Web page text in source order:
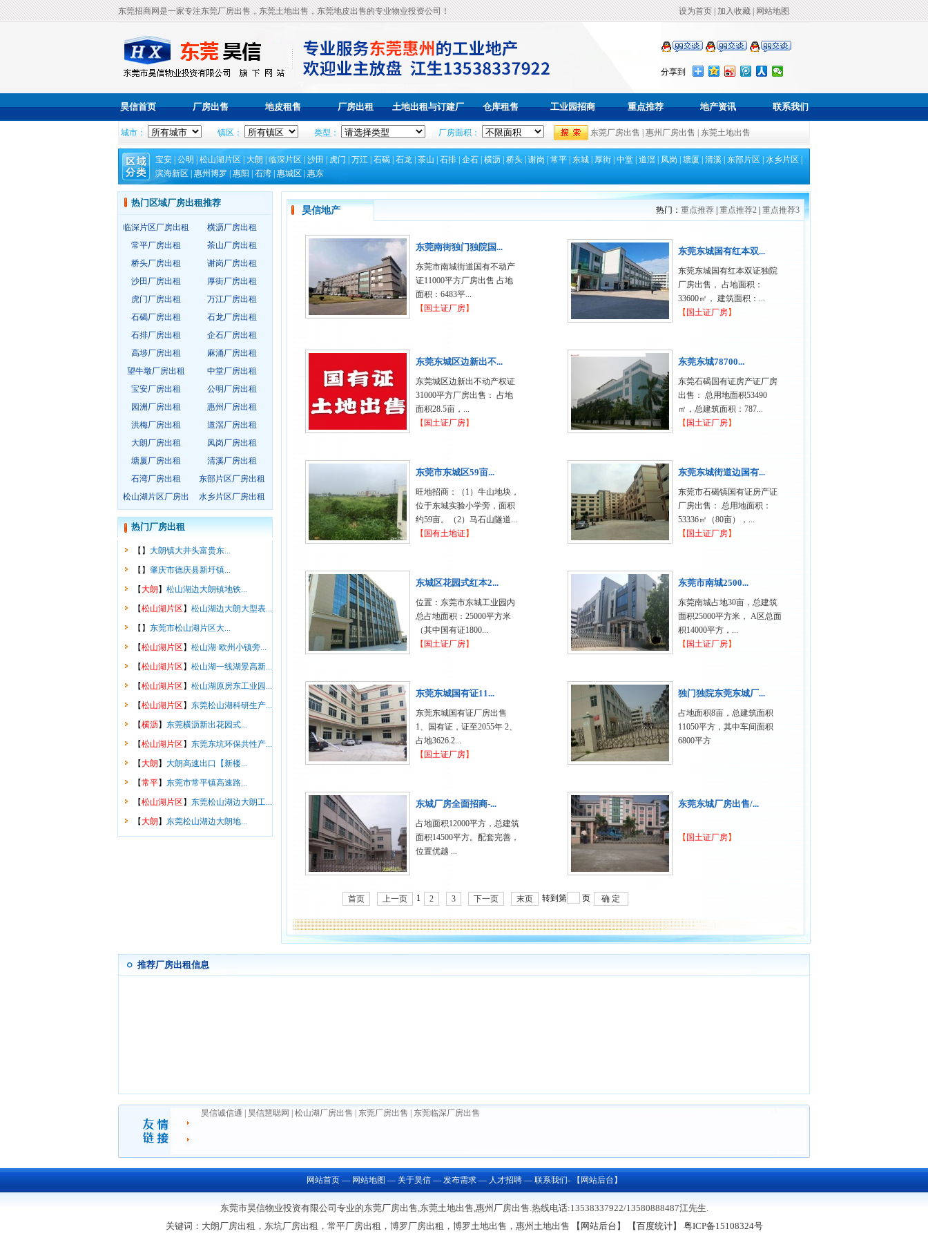
东莞招商网是一家专注东莞厂房出售，东莞土地出售，东莞地皮出售的专业物业投资公司！ 设为首页|加入收藏|网站地图
分享到
昊信首页 厂房出售 地皮租售 厂房出租 土地出租与订建厂 仓库租售 工业园招商 重点推荐 地产资讯 联系我们
城市： 镇区： 类型： 厂房面积： 东莞厂房出售 惠州厂房出售 东莞土地出售
宝安 公明 松山湖片区 大朗 临深片区 沙田 虎门 万江 石碣 石龙 茶山 石排 企石 横沥 桥头 谢岗 常平 东城 厚街 中堂 道滘 凤岗 塘厦 清溪 东部片区 水乡片区
滨海新区 惠州博罗 惠阳 石湾 惠城区 惠东
热门区域厂房出租推荐
临深片区厂房出租
横沥厂房出租
常平厂房出租
茶山厂房出租
桥头厂房出租
谢岗厂房出租
沙田厂房出租
厚街厂房出租
虎门厂房出租
万江厂房出租
石碣厂房出租
石龙厂房出租
石排厂房出租
企石厂房出租
高埗厂房出租
麻涌厂房出租
望牛墩厂房出租
中堂厂房出租
宝安厂房出租
公明厂房出租
园洲厂房出租
惠州厂房出租
洪梅厂房出租
道滘厂房出租
大朗厂房出租
凤岗厂房出租
塘厦厂房出租
清溪厂房出租
石湾厂房出租
东部片区厂房出租
松山湖片区厂房出
租
水乡片区厂房出租
热门厂房出租
【 】 大朗镇大井头富贵东...
【 】 肇庆市德庆县新圩镇...
【大朗 】 松山湖边大朗镇地铁...
【松山湖片区 】 松山湖边大朗大型表...
【 】 东莞市松山湖片区大...
【松山湖片区 】 松山湖·欧州小镇旁...
【松山湖片区 】 松山湖一线湖景高新...
【松山湖片区 】 松山湖原房东工业园...
【松山湖片区 】 东莞松山湖科研生产...
【横沥】 东莞横沥新出花园式...
【松山湖片区 】 东莞东坑环保共性产...
【大朗 】 大朗高速出口【新楼...
【常平】 东莞市常平镇高速路...
【松山湖片区 】 东莞松山湖边大朗工...
【大朗 】 东莞松山湖边大朗地...
热门： 重点推荐 重点推荐2 重点推荐3
昊信地产
东莞南街独门独院国...
东莞市南城街道国有不动产
证11000平方厂房出售 占地
面积：6483平...
【 国土证厂房】
东莞东城国有红本双...
东莞东城国有红本双证独院
厂房出售， 占地面积：
33600㎡， 建筑面积：...
【 国土证厂房】
东莞东城区边新出不...
东莞城区边新出不动产权证
31000平方厂房出售： 占地
面积28.5亩，...
【 国土证厂房】
东莞东城78700...
东莞石碣国有证房产证厂房
出售： 总用地面积53490
㎡，总建筑面积：787...
【 国土证厂房】
东莞市东城区59亩...
旺地招商：（1）牛山地块，
位于东城实验小学旁，面积
约59亩。（2）马石山隧道...
【 国有土地证】
东莞东城街道边国有...
东莞市石碣镇国有证房产证
厂房出售： 总用地面积：
53336㎡​（80亩），...
【 国土证厂房】
东城区花园式红本2...
位置：东莞市东城工业园内
总占地面积：25000平方米
（其中国有证1800...
【 国土证厂房】
东莞市南城2500...
东莞南城占地30亩，总建筑
面积25000平方米， A区总面
积14000平方，...
【 国土证厂房】
东莞东城国有证11...
东莞东城国有证厂房出售
1、国有证，证至2055年 2、
占地3626.2...
【 国土证厂房】
独门独院东莞东城厂...
占地面积8亩，总建筑面积
11050平方，其中车间面积
6800平方
东城厂房全面招商-...
占地面积12000平方，总建筑
面积14500平方。配套完善，
位置优越 ...
东莞东城厂房出售/...
【 国土证厂房】
首页 上一页 1 2 3 下一页 末页 转到第 页 确 定
推荐厂房出租信息
昊信诚信通 昊信慧聪网 松山湖厂房出售 东莞厂房出售 东莞临深厂房出售
网站首页— 网站地图 — 关于昊信— 发布需求— 人才招聘— 联系我们-【网站后台】
东莞市昊信物业投资有限公司专业的东莞厂房出售,东莞土地出售,惠州厂房出售.热线电话:13538337922/13580888487江先生.
关键词：大朗厂房出租，东坑厂房出租，常平厂房出租，博罗厂房出租，博罗土地出售，惠州土地出售
【网站后台】 【百度统计】 粤ICP备15108324号